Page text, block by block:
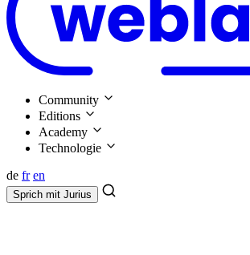
Community
Editions
Academy
Technologie
de fr en
Sprich mit Jurius